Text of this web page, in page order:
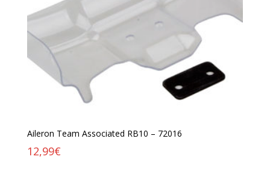
Aileron Team Associated RB10 – 72016
12,99€